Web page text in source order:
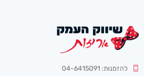
להזמנות: 04-6415091